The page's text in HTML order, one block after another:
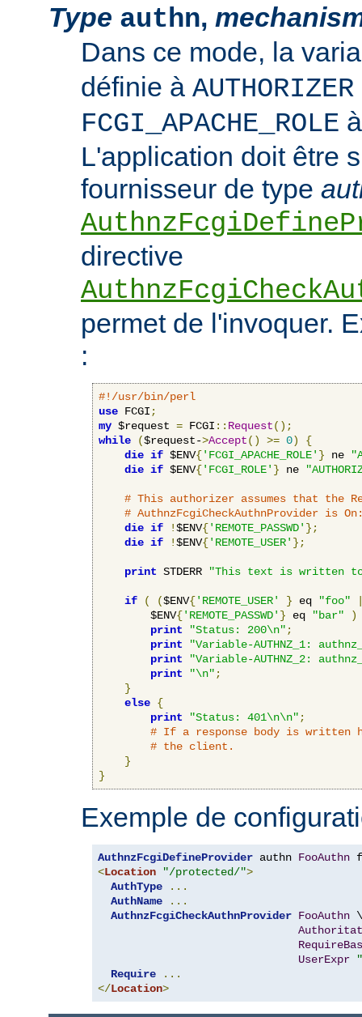
Type authn,
Dans ce mode, la
définie à AUTHORIZER
FCGI_APACHE_ROLE
L'application doit être
fournisseur de type
directive
permet de l'invoquer.
:
#!/usr/bin/perl
use FCGI ;
my $request = FCGI :: Request();
while
($request->Accept() >= 0)
{
die if $ENV{'FCGI_APACHE_ROLE' } ne
die if $ENV{'FCGI_ROLE' } ne
# This authorizer assumes that the
# AuthnzFcgiCheckAuthnProvider is
die if !$ENV{'REMOTE_PASSWD' };
die if !$ENV{'REMOTE_USER' };
print STDERR "This text is written
if ( ($ENV{'REMOTE_USER' } eq "foo"
        $ENV
{'REMOTE_PASSWD' } eq "bar"
)
print
"Status: 200\n" ;
print
"Variable-AUTHNZ_1:
print
"Variable-AUTHNZ_2:
print
"\n" ;
}
else {
print
"Status: 401\n\n" ;
# If a response body is
# the client.
}
}
Exemple de
AuthnzFcgiDefineProvider authn FooAuthn
<Location "/protected/">
AuthType
...
AuthName
...
AuthnzFcgiCheckAuthnProvider FooAuthn \
UserExpr
Require
...
</Location>